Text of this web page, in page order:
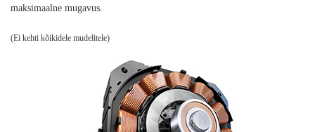
maksimaalne mugavus.
(Ei kehti kõikidele mudelitele)